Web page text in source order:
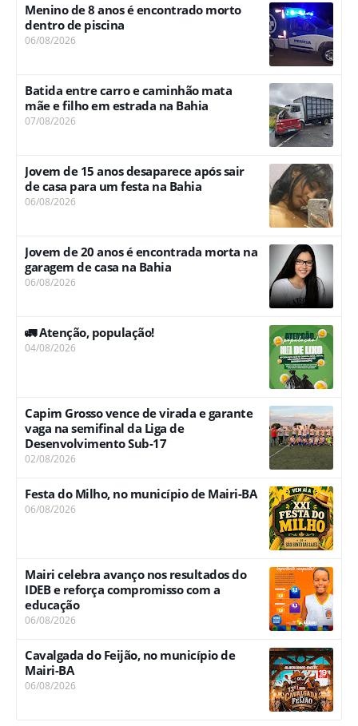
Menino de 8 anos é encontrado morto
dentro de piscina
06/08/2026
Batida entre carro e caminhão mata
mãe e filho em estrada na Bahia
07/08/2026
Jovem de 15 anos desaparece após sair
de casa para um festa na Bahia
06/08/2026
Jovem de 20 anos é encontrada morta na
garagem de casa na Bahia
06/08/2026
🚛 Atenção, população!
04/08/2026
Capim Grosso vence de virada e garante
vaga na semifinal da Liga de
Desenvolvimento Sub-17
02/08/2026
Festa do Milho, no município de Mairi-BA
06/08/2026
Mairi celebra avanço nos resultados do
IDEB e reforça compromisso com a
educação
06/08/2026
Cavalgada do Feijão, no município de
Mairi-BA
06/08/2026